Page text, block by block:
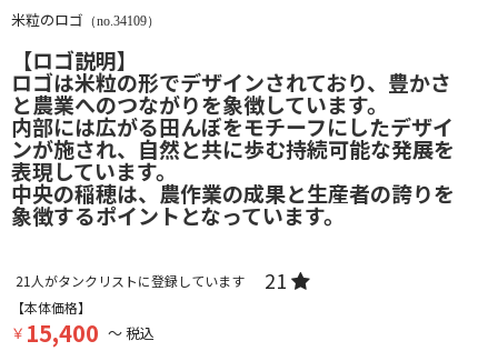
米粒のロゴ （no.34109）
【ロゴ説明】
ロゴは米粒の形でデザインされており、豊かさ
と農業へのつながりを象徴しています。
内部には広がる田んぼをモチーフにしたデザイ
ンが施され、自然と共に歩む持続可能な発展を
表現しています。
中央の稲穂は、農作業の成果と生産者の誇りを
象徴するポイントとなっています。
21 人がタンクリストに登録しています 21
【本体価格】
￥ 15,400 ～ 税込